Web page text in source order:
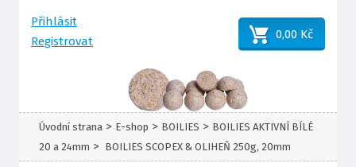
Přihlásit
Registrovat
0,00 Kč
Úvodní strana > E-shop > BOILIES > BOILIES AKTIVNÍ BÍLÉ
20 a 24mm > BOILIES SCOPEX & OLIHEŇ 250g, 20mm